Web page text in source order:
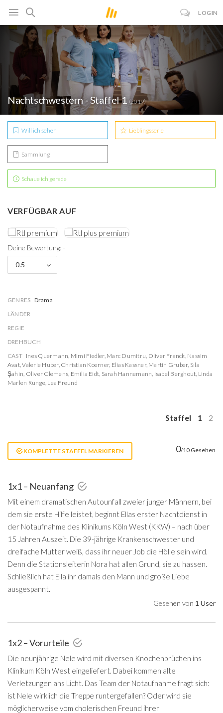
LOGIN
Nachtschwestern - Staffel 1(2019)
Will ich sehen Lieblingsserie
Sammlung
Schaue ich gerade
VERFÜGBAR AUF
Deine Bewertung: -
0.5
GENRES Drama
LÄNDER
REGIE
DREHBUCH
CAST Ines Quermann, Mimi Fiedler, Marc Dumitru, Oliver Franck, Nassim
Avat,Valerie Huber, Christian Koerner, Elias Kassner, Martin Gruber, Sıla
Şahin, Oliver Clemens, Emilia Eidt, Sarah Hannemann, Isabel Berghout, Linda
Marlen Runge, Lea Freund
Staffel 1 2
KOMPLETTE STAFFEL MARKIEREN 0/10 Gesehen
1x1 – Neuanfang
Mit einem dramatischen Autounfall zweier junger Männern, bei
dem sie erste Hilfe leistet, beginnt Ellas erster Nachtdienst in
der Notaufnahme des Klinikums Köln West (KKW) – nach über
15 Jahren Auszeit. Die 39-jährige Krankenschwester und
dreifache Mutter weiß, dass ihr neuer Job die Hölle sein wird.
Denn die Stationsleiterin Nora hat allen Grund, sie zu hassen.
Schließlich hat Ella ihr damals den Mann und große Liebe
ausgespannt.
Gesehen von 1 User
1x2 – Vorurteile
Die neunjährige Nele wird mit diversen Knochenbrüchen ins
Klinikum Köln West eingeliefert. Dabei kommen alte
Verletzungen ans Licht. Das Team der Notaufnahme fragt sich:
ist Nele wirklich die Treppe runtergefallen? Oder wird sie
möglicherweise vom cholerischen Freund ihrer